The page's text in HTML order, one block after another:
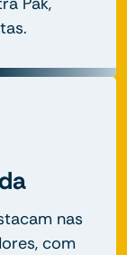
nas
com